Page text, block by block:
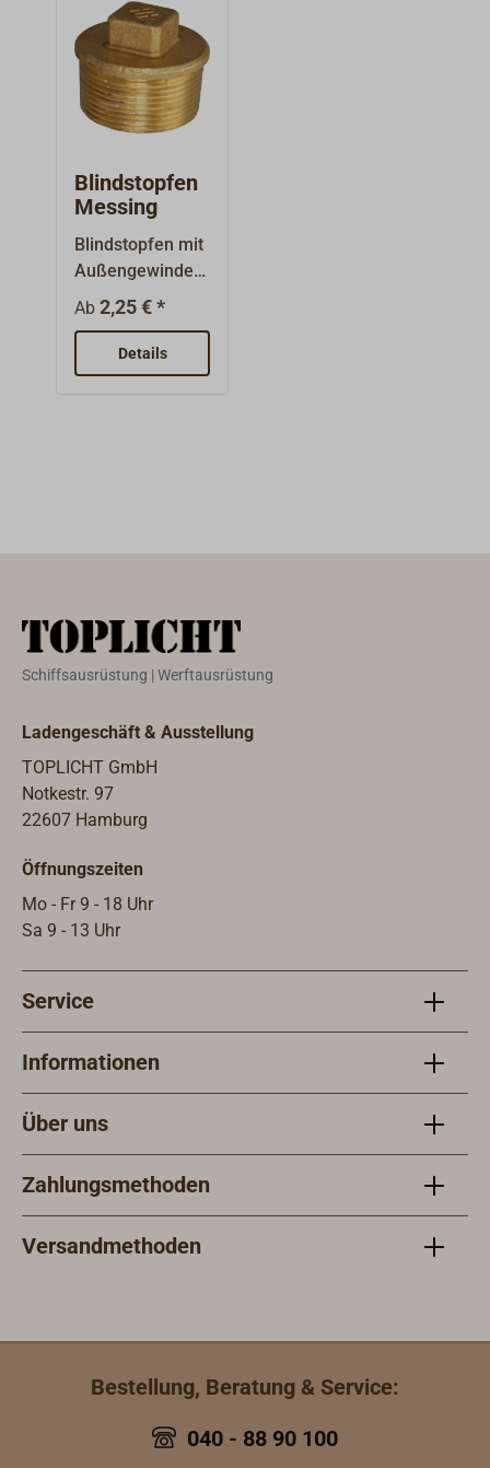
(BSP) und
bezeichnen nicht
den
Gewindedurchm
esser!
Blindstopfen
Messing
Blindstopfen mit
Außengewinde
aus Messing.Die
Nenngrößen
Gewindegrößen
Ab2,25 € *
Details
Schiffsausrüstung | Werftausrüstung
Ladengeschäft & Ausstellung
TOPLICHT GmbH
Notkestr. 97
22607 Hamburg
Öffnungszeiten
Mo - Fr 9 - 18 Uhr
Sa 9 - 13 Uhr
Service
Informationen
Über uns
Zahlungsmethoden
Versandmethoden
Bestellung, Beratung & Service:
040 - 88 90 100